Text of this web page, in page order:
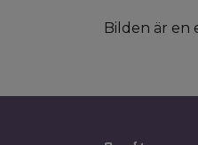
Bilden är en